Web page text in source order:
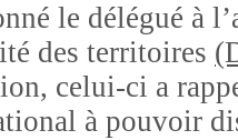
le délégué à
des territoires
celui-ci a
à pouvoir